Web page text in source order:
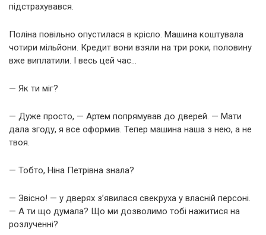
підстрахувався.
Поліна повільно опустилася в крісло. Машина коштувала
чотири мільйони. Кредит вони взяли на три роки, половину
вже виплатили. І весь цей час…
— Як ти міг?
— Дуже просто, — Артем попрямував до дверей. — Мати
дала згоду, я все оформив. Тепер машина наша з нею, а не
твоя.
— Тобто, Ніна Петрівна знала?
— Звісно! — у дверях з’явилася свекруха у власній персоні.
— А ти що думала? Що ми дозволимо тобі нажитися на
розлученні?